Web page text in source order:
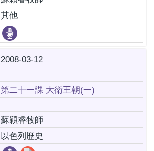
其他
2008-03-12
第二十一課 大衛王朝(一)
蘇穎睿牧師
以色列歷史